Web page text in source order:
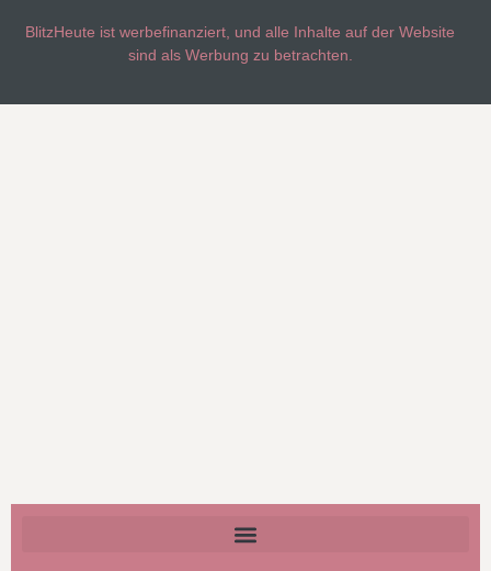
BlitzHeute ist werbefinanziert, und alle Inhalte auf der Website
sind als Werbung zu betrachten.